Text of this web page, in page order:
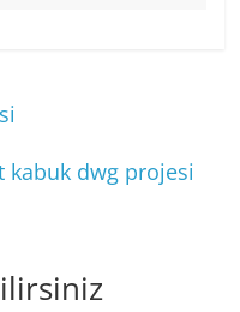
kabuk dwg projesi